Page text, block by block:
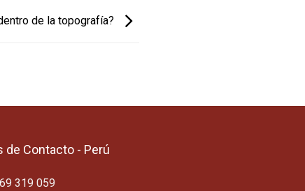
de la topografía?
de Contacto - Perú
319 059